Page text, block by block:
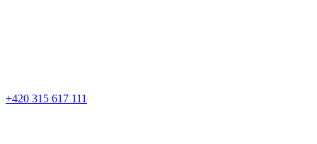
+420 315 617 111